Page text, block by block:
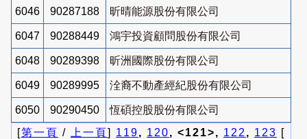
6046 90287188 昕晴能源股份有限公司
6047 90288449 鴻宇投資顧問股份有限公司
6048 90289398 昕洲國際股份有限公司
6049 90289995 洤裔不動產經紀股份有限公司
6050 90290450
恆碩控股股份有限公司
[第一頁 / 上一頁] 119, 120, <121>, 122 , 123 [